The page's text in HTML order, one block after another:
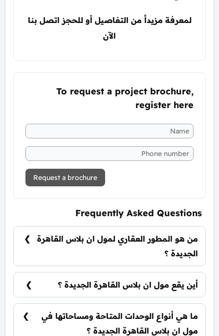
لمعرفة مزيداً من التفاصيل أو للحجز اتصل بنا
الآن
To request a project brochure,
register here
Request a brochure
Frequently Asked Questions
من هو المطور العقاري لمول ان بلاس القاهرة
الجديدة ؟
شركة ذا مارك كوميونيتيز The MarQ
Communities.
أين يقع مول ان بلاس القاهرة الجديدة ؟
يقع مول ان بلاس القاهرة الجديدة في قلب منطقة
التجمع الخامس بجانب التسعين الشمالي والجنوبي.
ما هي أنواع الوحدات المتاحة ومساحاتها في
مول ان بلاس القاهرة الجديدة ؟